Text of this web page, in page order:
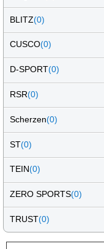
BLITZ(0)
CUSCO(0)
D-SPORT(0)
RSR(0)
Scherzen(0)
ST(0)
TEIN(0)
ZERO SPORTS(0)
TRUST(0)